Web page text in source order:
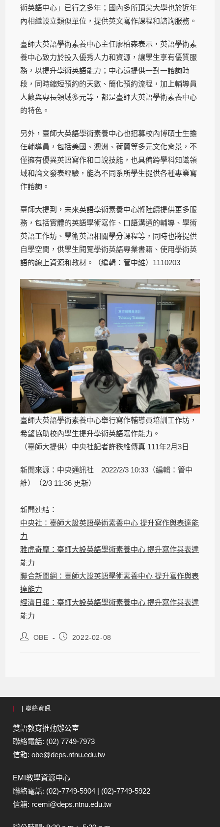
術英語中心」已行之多年；國內多所頂尖大學也於近年
內相繼設立類似單位，提供英文寫作課程和諮詢服務。
臺師大英語學術素養中心主任廖柏森表示，英語學術素
養中心致力於投入優秀人力和資源，讓學生享有優質服
務，以提升學術英語能力；中心還提供一對一諮詢時
段，同時縮短預約的天數、簡化預約流程，加上輔導員
人數與專長領域多元等，都是臺師大英語學術素養中心
的特色。
另外，臺師大英語學術素養中心也招募校內博碩士生擔
任輔導員，包括美國、澳洲、荷蘭等多元文化背景，不
僅擁有優異英語寫作和口說技能，也具備跨學科知識領
域和論文發表經驗，能為不同系所學生提供各種專業寫
作諮詢。
臺師大提到，未來英語學術素養中心將陸續提供更多服
務，包括實體的英語學術寫作、口語溝通的輔導、學術
英語工作坊、學術英語相關學分課程等，同時也將提供
自學空間，供學生閱覽學術英語專業書籍、使用學術英
語的線上資源和教材。（編輯：管中維）1110203
臺師大英語學術素養中心舉行寫作輔導員培訓工作坊，
希望協助校內學生提升學術英語寫作能力。
（臺師大提供）中央社記者許秩維傳真 111年2月3日
新聞來源：中央通訊社 2022/2/3 10:33（編輯：管中
維）（2/3 11:36 更新）
新聞連結：
中央社：臺師大設英語學術素養中心 提升寫作與表達能
力
雅虎奇摩：臺師大設英語學術素養中心 提升寫作與表達
能力
聯合新聞網：臺師大設英語學術素養中心 提升寫作與表
達能力
經濟日報：臺師大設英語學術素養中心 提升寫作與表達
能力
OBE 2022-02-08
| 聯絡資訊
雙語教育推動辦公室
聯絡電話: (02) 7749-7973
信箱: obe@deps.ntnu.edu.tw
EMI教學資源中心
聯絡電話: (02)-7749-5904 | (02)-7749-5922
信箱: rcemi@deps.ntnu.edu.tw